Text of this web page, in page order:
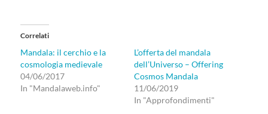
Correlati
Mandala: il cerchio e la
cosmologia medievale
04/06/2017
In "Mandalaweb.info"
L’offerta del mandala
dell’Universo – Offering
Cosmos Mandala
11/06/2019
In "Approfondimenti"